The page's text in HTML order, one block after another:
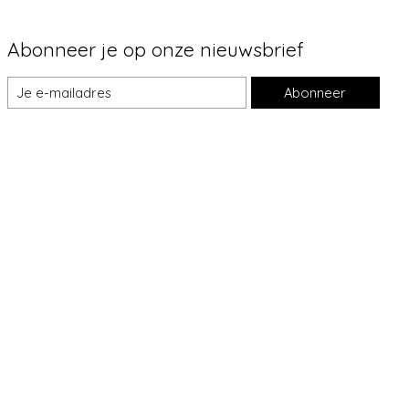
Abonneer je op onze nieuwsbrief
Abonneer